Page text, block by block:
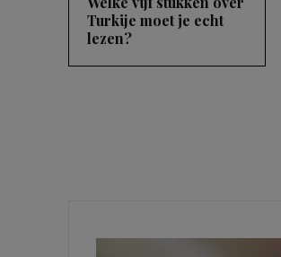
Turkije moet je echt
lezen?